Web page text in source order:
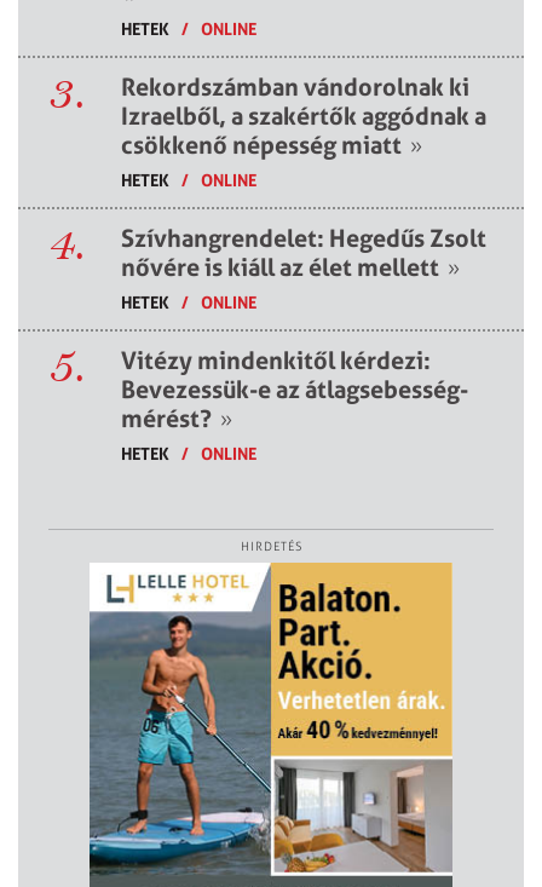
HETEK / ONLINE
3.
Rekordszámban vándorolnak ki
Izraelből, a szakértők aggódnak a
csökkenő népesség miatt »
HETEK / ONLINE
4.
Szívhangrendelet: Hegedűs Zsolt
nővére is kiáll az élet mellett »
HETEK / ONLINE
5.
Vitézy mindenkitől kérdezi:
Bevezessük-e az átlagsebesség-
mérést? »
HETEK / ONLINE
HIRDETÉS